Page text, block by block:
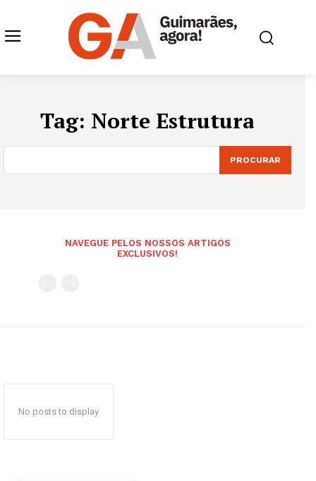
Tag: Norte Estrutura
PROCURAR
NAVEGUE PELOS NOSSOS ARTIGOS
EXCLUSIVOS!
No posts to display